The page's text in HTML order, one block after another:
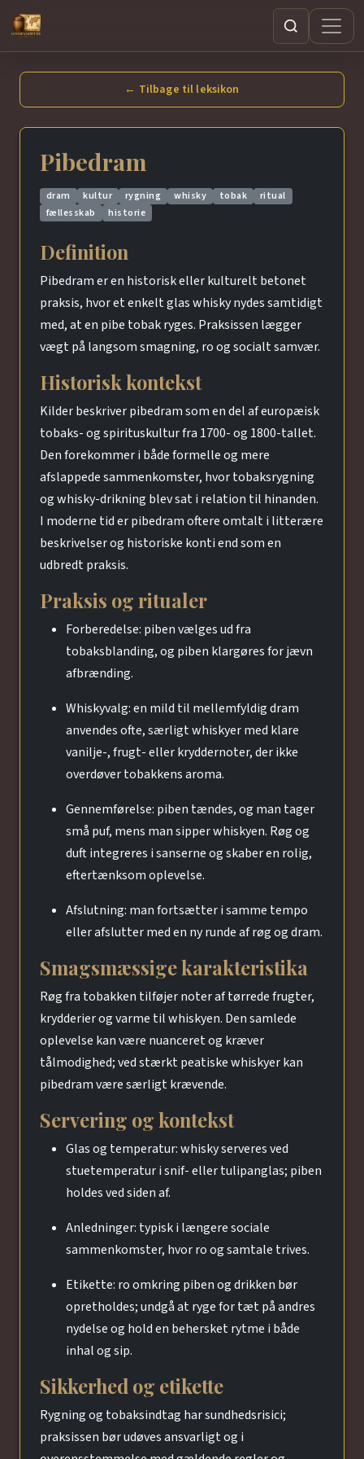
Søg
← Tilbage til leksikon
Pibedram
dram kultur rygning whisky tobak
ritual
fællesskab
historie
Definition
Pibedram er en historisk eller kulturelt betonet
praksis, hvor et enkelt glas whisky nydes samtidigt
med, at en pibe tobak ryges. Praksissen lægger
vægt på langsom smagning, ro og socialt samvær.
Historisk kontekst
Kilder beskriver pibedram som en del af europæisk
tobaks- og spirituskultur fra 1700- og 1800-tallet.
Den forekommer i både formelle og mere
afslappede sammenkomster, hvor tobaksrygning
og whisky-drikning blev sat i relation til hinanden.
I moderne tid er pibedram oftere omtalt i litterære
beskrivelser og historiske konti end som en
udbredt praksis.
Praksis og ritualer
Forberedelse: piben vælges ud fra
tobaksblanding, og piben klargøres for jævn
afbrænding.
Whiskyvalg: en mild til mellemfyldig dram
anvendes ofte, særligt whiskyer med klare
vanilje-, frugt- eller kryddernoter, der ikke
overdøver tobakkens aroma.
Gennemførelse: piben tændes, og man tager
små puf, mens man sipper whiskyen. Røg og
duft integreres i sanserne og skaber en rolig,
eftertænksom oplevelse.
Afslutning: man fortsætter i samme tempo
eller afslutter med en ny runde af røg og dram.
Smagsmæssige karakteristika
Røg fra tobakken tilføjer noter af tørrede frugter,
krydderier og varme til whiskyen. Den samlede
oplevelse kan være nuanceret og kræver
tålmodighed; ved stærkt peatiske whiskyer kan
pibedram være særligt krævende.
Servering og kontekst
Glas og temperatur: whisky serveres ved
stuetemperatur i snif- eller tulipanglas; piben
holdes ved siden af.
Anledninger: typisk i længere sociale
sammenkomster, hvor ro og samtale trives.
Etikette: ro omkring piben og drikken bør
opretholdes; undgå at ryge for tæt på andres
nydelse og hold en behersket rytme i både
inhal og sip.
Sikkerhed og etikette
Rygning og tobaksindtag har sundhedsrisici;
praksissen bør udøves ansvarligt og i